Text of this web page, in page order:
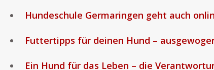
Hundeschule Germaringen geht auch
Futtertipps für deinen Hund –
Ein Hund für das Leben – die